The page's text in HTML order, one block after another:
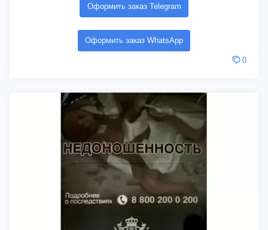
Оформить заказ Telegram
Оформить заказ WhatsApp
0